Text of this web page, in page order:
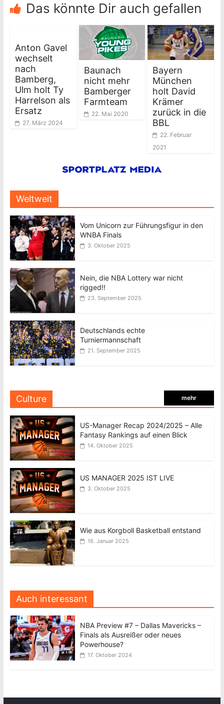
Das könnte Dir auch gefallen
Anton Gavel
wechselt
nach
Bamberg,
Ulm holt Ty
Harrelson als
Ersatz
27. März 2024
Baunach
nicht mehr
Bamberger
Farmteam
22. Mai 2020
Bayern
München
holt David
Krämer
zurück in die
BBL
22. Februar
2021
Weltweit
Vom Unicorn zur Führungsfigur in den
WNBA Finals
3. Oktober 2025
Nein, die NBA Lottery war nicht
rigged!!
23. September 2025
Deutschlands echte
Turniermannschaft
21. September 2025
Culture mehr
US-Manager Recap 2024/2025 – Alle
Fantasy Rankings auf einen Blick
14. Oktober 2025
US MANAGER 2025 IST LIVE
3. Oktober 2025
Wie aus Korgboll Basketball entstand
16. Januar 2025
Auch interessant
NBA Preview #7 – Dallas Mavericks –
Finals als Ausreißer oder neues
Powerhouse?
17. Oktober 2024